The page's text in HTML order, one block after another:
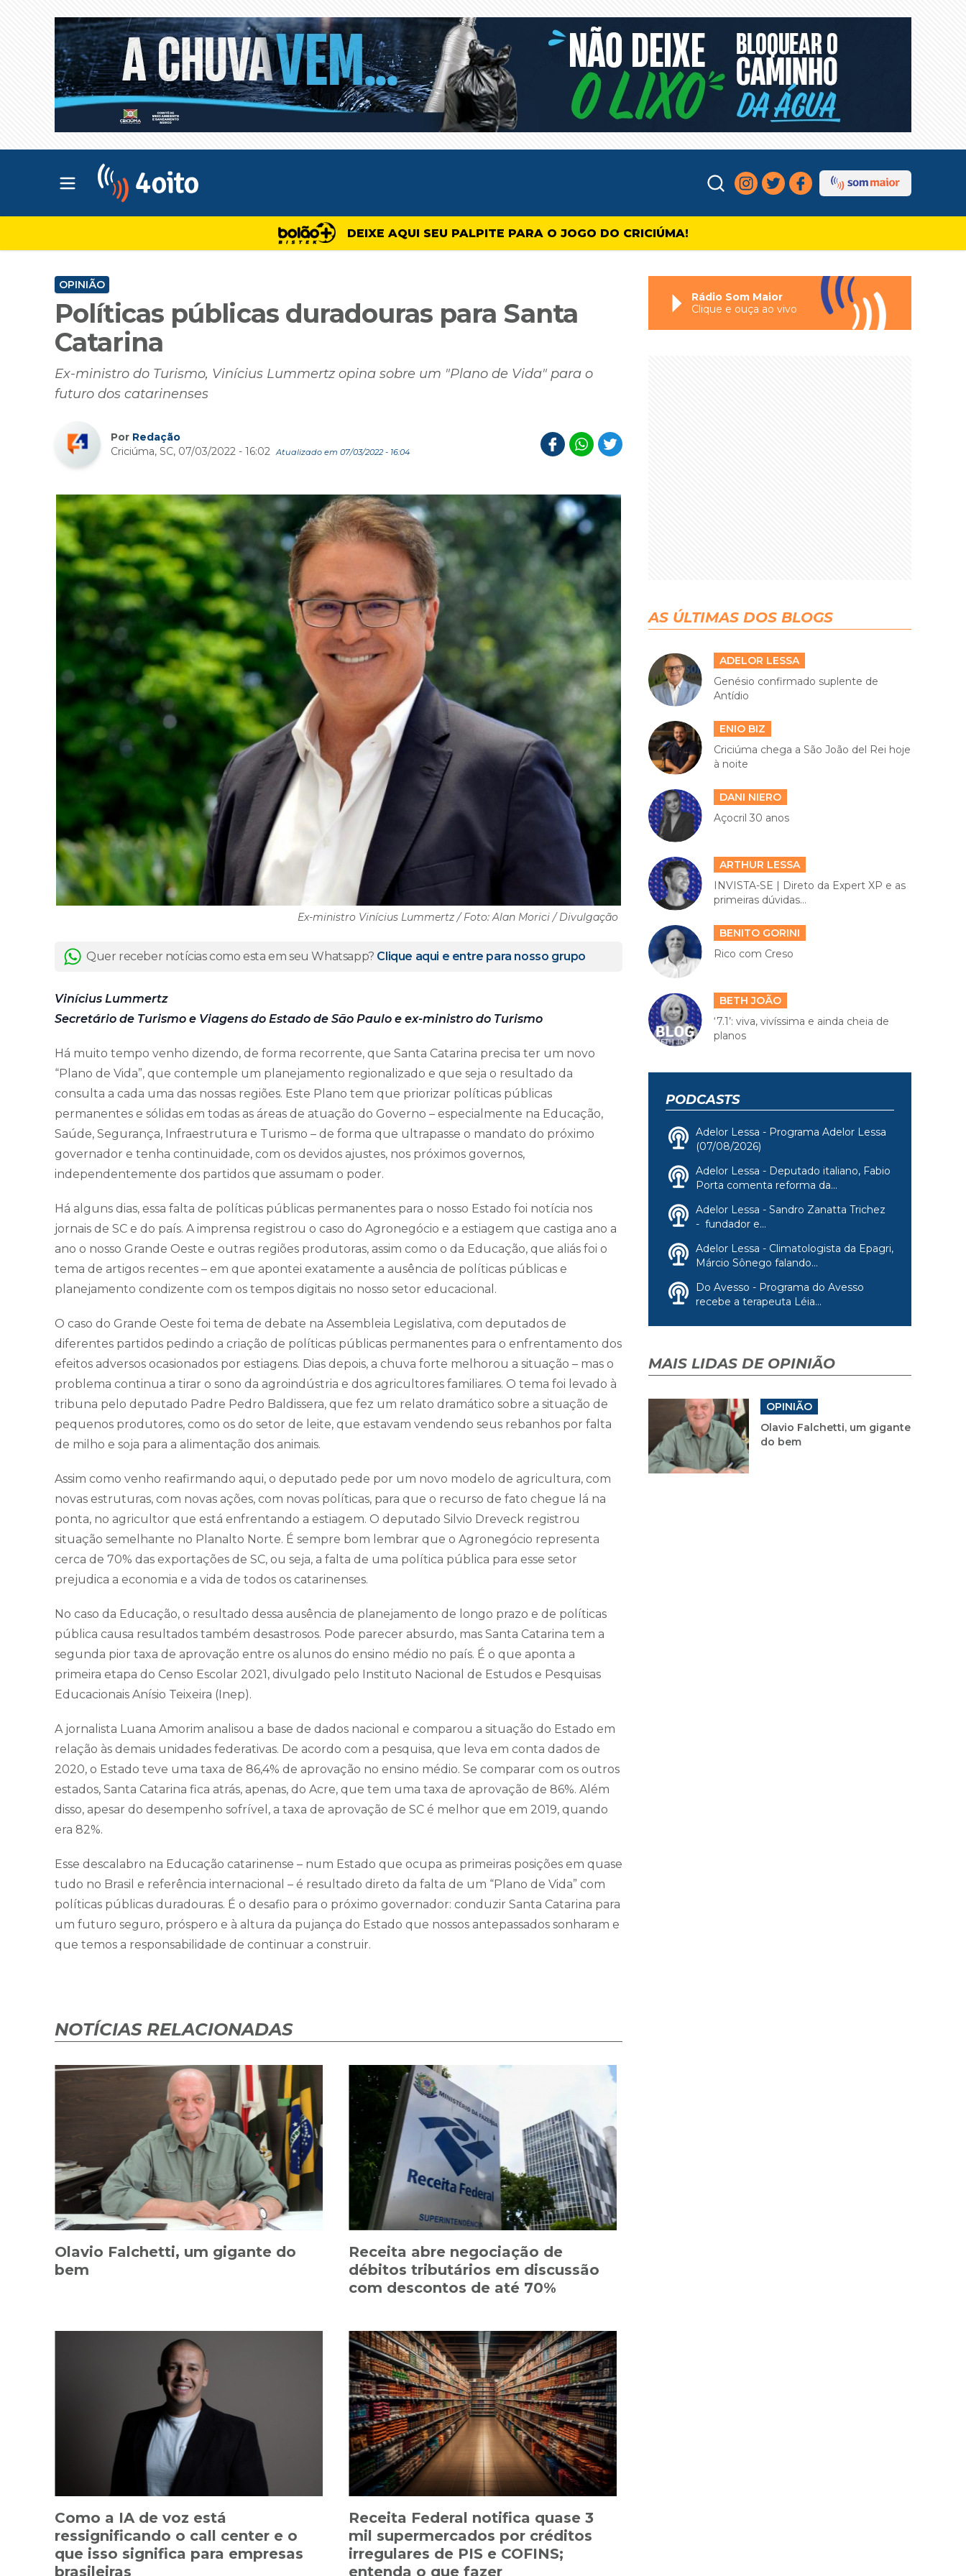
Abrir menu principal
DEIXE AQUI SEU PALPITE PARA O JOGO DO CRICIÚMA!
OPINIÃO
Políticas públicas duradouras para Santa
Catarina
Ex-ministro do Turismo, Vinícius Lummertz opina sobre um "Plano de Vida" para o
futuro dos catarinenses
Por Redação
Criciúma, SC, 07/03/2022 - 16:02 Atualizado em 07/03/2022 - 16:04
Ex-ministro Vinícius Lummertz / Foto: Alan Morici / Divulgação
Quer receber notícias como esta em seu Whatsapp? Clique aqui e entre para nosso grupo
Vinícius Lummertz
Secretário de Turismo e Viagens do Estado de São Paulo e ex-ministro do Turismo
Há muito tempo venho dizendo, de forma recorrente, que Santa Catarina precisa ter um novo
“Plano de Vida”, que contemple um planejamento regionalizado e que seja o resultado da
consulta a cada uma das nossas regiões. Este Plano tem que priorizar políticas públicas
permanentes e sólidas em todas as áreas de atuação do Governo – especialmente na Educação,
Saúde, Segurança, Infraestrutura e Turismo – de forma que ultrapasse o mandato do próximo
governador e tenha continuidade, com os devidos ajustes, nos próximos governos,
independentemente dos partidos que assumam o poder.
Há alguns dias, essa falta de políticas públicas permanentes para o nosso Estado foi notícia nos
jornais de SC e do país. A imprensa registrou o caso do Agronegócio e a estiagem que castiga ano a
ano o nosso Grande Oeste e outras regiões produtoras, assim como o da Educação, que aliás foi o
tema de artigos recentes – em que apontei exatamente a ausência de políticas públicas e
planejamento condizente com os tempos digitais no nosso setor educacional.
O caso do Grande Oeste foi tema de debate na Assembleia Legislativa, com deputados de
diferentes partidos pedindo a criação de políticas públicas permanentes para o enfrentamento dos
efeitos adversos ocasionados por estiagens. Dias depois, a chuva forte melhorou a situação – mas o
problema continua a tirar o sono da agroindústria e dos agricultores familiares. O tema foi levado à
tribuna pelo deputado Padre Pedro Baldissera, que fez um relato dramático sobre a situação de
pequenos produtores, como os do setor de leite, que estavam vendendo seus rebanhos por falta
de milho e soja para a alimentação dos animais.
Assim como venho reafirmando aqui, o deputado pede por um novo modelo de agricultura, com
novas estruturas, com novas ações, com novas políticas, para que o recurso de fato chegue lá na
ponta, no agricultor que está enfrentando a estiagem. O deputado Silvio Dreveck registrou
situação semelhante no Planalto Norte. É sempre bom lembrar que o Agronegócio representa
cerca de 70% das exportações de SC, ou seja, a falta de uma política pública para esse setor
prejudica a economia e a vida de todos os catarinenses.
No caso da Educação, o resultado dessa ausência de planejamento de longo prazo e de políticas
pública causa resultados também desastrosos. Pode parecer absurdo, mas Santa Catarina tem a
segunda pior taxa de aprovação entre os alunos do ensino médio no país. É o que aponta a
primeira etapa do Censo Escolar 2021, divulgado pelo Instituto Nacional de Estudos e Pesquisas
Educacionais Anísio Teixeira (Inep).
A jornalista Luana Amorim analisou a base de dados nacional e comparou a situação do Estado em
relação às demais unidades federativas. De acordo com a pesquisa, que leva em conta dados de
2020, o Estado teve uma taxa de 86,4% de aprovação no ensino médio. Se comparar com os outros
estados, Santa Catarina fica atrás, apenas, do Acre, que tem uma taxa de aprovação de 86%. Além
disso, apesar do desempenho sofrível, a taxa de aprovação de SC é melhor que em 2019, quando
era 82%.
Esse descalabro na Educação catarinense – num Estado que ocupa as primeiras posições em quase
tudo no Brasil e referência internacional – é resultado direto da falta de um “Plano de Vida” com
políticas públicas duradouras. É o desafio para o próximo governador: conduzir Santa Catarina para
um futuro seguro, próspero e à altura da pujança do Estado que nossos antepassados sonharam e
que temos a responsabilidade de continuar a construir.
NOTÍCIAS RELACIONADAS
Olavio Falchetti, um gigante do
bem
Receita abre negociação de
débitos tributários em discussão
com descontos de até 70%
Como a IA de voz está
ressignificando o call center e o
que isso significa para empresas
brasileiras
Receita Federal notifica quase 3
mil supermercados por créditos
irregulares de PIS e COFINS;
entenda o que fazer
Rádio Som Maior
Clique e ouça ao vivo
AS ÚLTIMAS DOS BLOGS
ADELOR LESSA
Genésio confirmado suplente de
Antídio
ENIO BIZ
Criciúma chega a São João del Rei hoje
à noite
DANI NIERO
Açocril 30 anos
ARTHUR LESSA
INVISTA-SE | Direto da Expert XP e as
primeiras dúvidas...
BENITO GORINI
Rico com Creso
BETH JOÃO
‘7.1’: viva, vivíssima e ainda cheia de
planos
PODCASTS
Adelor Lessa - Programa Adelor Lessa
(07/08/2026)
Adelor Lessa - Deputado italiano, Fabio
Porta comenta reforma da...
Adelor Lessa - Sandro Zanatta Trichez
- fundador e...
Adelor Lessa - Climatologista da Epagri,
Márcio Sônego falando...
Do Avesso - Programa do Avesso
recebe a terapeuta Léia...
MAIS LIDAS DE OPINIÃO
OPINIÃO
Olavio Falchetti, um gigante
do bem